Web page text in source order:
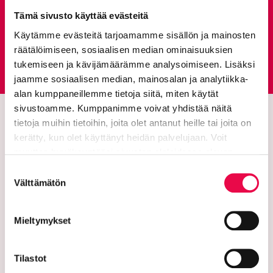
Tämä sivusto käyttää evästeitä
Käytämme evästeitä tarjoamamme sisällön ja mainosten
räätälöimiseen, sosiaalisen median ominaisuuksien
tukemiseen ja kävijämäärämme analysoimiseen. Lisäksi
jaamme sosiaalisen median, mainosalan ja analytiikka-
alan kumppaneillemme tietoja siitä, miten käytät
sivustoamme. Kumppanimme voivat yhdistää näitä
tietoja muihin tietoihin, joita olet antanut heille tai joita on
kerätty, kun olet käyttänyt heidän palvelujaan. Voit
valinta
Välttämätön
Mieltymykset
Tilastot
Give feedback
Feedback service
Goes to an external site
The city of Riihimäki